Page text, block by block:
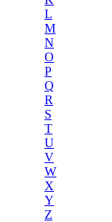
L
M
N
O
P
Q
R
S
T
U
V
W
X
Y
Z